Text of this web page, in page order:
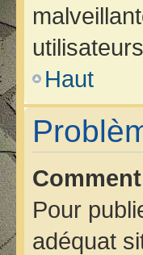
Haut
Pour
adéquat